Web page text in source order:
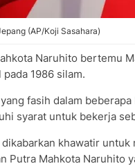
(AP/Koji Sasahara)
Naruhito bertemu
pada 1986 silam.
fasih dalam
syarat untuk bekerja
dikabarkan khawatir
Putra Mahkota Naruhito